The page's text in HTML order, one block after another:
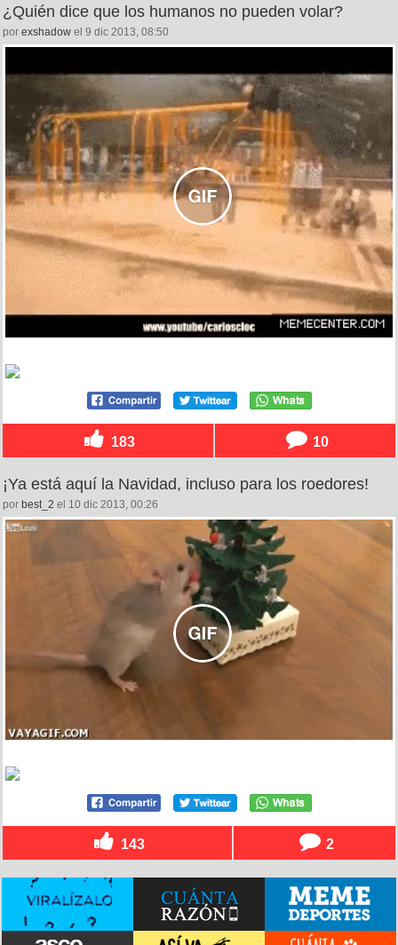
¿Quién dice que los humanos no pueden volar?
por exshadow el 9 dic 2013, 08:50
183 10
¡Ya está aquí la Navidad, incluso para los roedores!
por best_2 el 10 dic 2013, 00:26
143 2